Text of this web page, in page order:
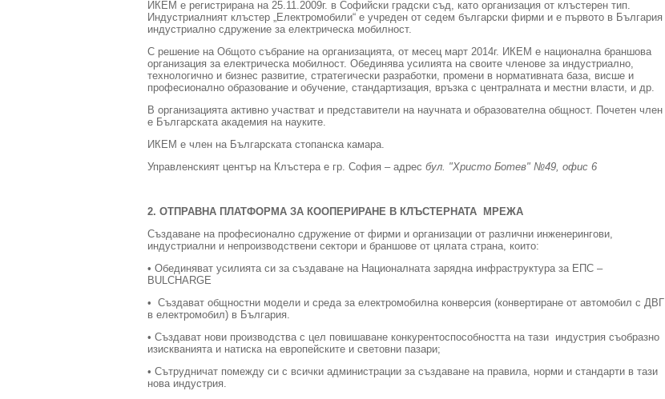
ИКЕМ е регистрирана на 25.11.2009г. в Софийски градски съд, като организация от клъстерен тип.
Индустриалният клъстер „Електромобили“ е учреден от седем български фирми и е първото в България
индустриално сдружение за електрическа мобилност.
С решение на Общото събрание на организацията, от месец март 2014г. ИКЕМ е национална браншова
организация за електрическа мобилност. Обединява усилията на своите членове за индустриално,
технологично и бизнес развитие, стратегически разработки, промени в нормативната база, висше и
професионално образование и обучение, стандартизация, връзка с централната и местни власти, и др.
В организацията активно участват и представители на научната и образователна общност. Почетен член
е Българската академия на науките.
ИКЕМ е член на Българската стопанска камара.
Управленският център на Клъстера е гр. София – адрес бул. "Христо Ботев" №49, офис 6
2. ОТПРАВНА ПЛАТФОРМА ЗА КООПЕРИРАНЕ В КЛЪСТЕРНАТА МРЕЖА
Създаване на професионално сдружение от фирми и организации от различни инжeнерингови,
индустриални и непроизводствени сектори и браншове от цялата страна, които:
• Обединяват усилията си за създаване на Националната зарядна инфраструктура за ЕПС –
BULCHARGE
• Създават общностни модели и среда за електромобилна конверсия (конвертиране от автомобил с ДВГ
в електромобил) в България.
• Създават нови производства с цел повишаване конкурентоспособността на тази индустрия съобразно
изискванията и натиска на европейските и световни пазари;
• Сътрудничат помежду си с всички администрации за създаване на правила, норми и стандарти в тази
нова индустрия.